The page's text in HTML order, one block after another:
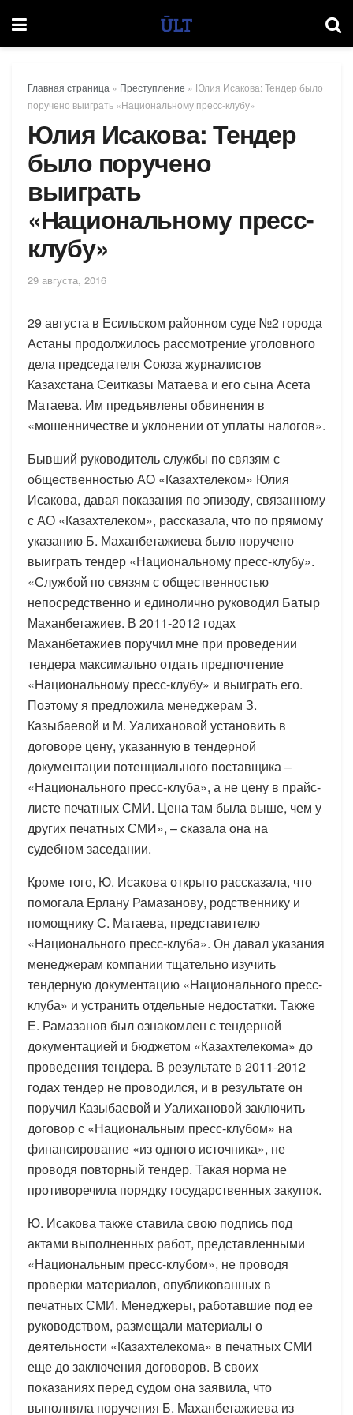
Главная страница » Преступление » Юлия Исакова: Тендер было
поручено выиграть «Национальному пресс-клубу»
Юлия Исакова: Тендер
было поручено
выиграть
«Национальному пресс-
клубу»
29 августа, 2016
29 августа в Есильском районном суде №2 города
Астаны продолжилось рассмотрение уголовного
дела председателя Союза журналистов
Казахстана Сеитказы Матаева и его сына Асета
Матаева. Им предъявлены обвинения в
«мошенничестве и уклонении от уплаты налогов».
Бывший руководитель службы по связям с
общественностью АО «Казахтелеком» Юлия
Исакова, давая показания по эпизоду, связанному
с АО «Казахтелеком», рассказала, что по прямому
указанию Б. Маханбетажиева было поручено
выиграть тендер «Национальному пресс-клубу».
«Службой по связям с общественностью
непосредственно и единолично руководил Батыр
Маханбетажиев. В 2011-2012 годах
Маханбетажиев поручил мне при проведении
тендера максимально отдать предпочтение
«Национальному пресс-клубу» и выиграть его.
Поэтому я предложила менеджерам З.
Казыбаевой и М. Уалихановой установить в
договоре цену, указанную в тендерной
документации потенциального поставщика –
«Национального пресс-клуба», а не цену в прайс-
листе печатных СМИ. Цена там была выше, чем у
других печатных СМИ», – сказала она на
судебном заседании.
Кроме того, Ю. Исакова открыто рассказала, что
помогала Ерлану Рамазанову, родственнику и
помощнику С. Матаева, представителю
«Национального пресс-клуба». Он давал указания
менеджерам компании тщательно изучить
тендерную документацию «Национального пресс-
клуба» и устранить отдельные недостатки. Также
Е. Рамазанов был ознакомлен с тендерной
документацией и бюджетом «Казахтелекома» до
проведения тендера. В результате в 2011-2012
годах тендер не проводился, и в результате он
поручил Казыбаевой и Уалихановой заключить
договор с «Национальным пресс-клубом» на
финансирование «из одного источника», не
проводя повторный тендер. Такая норма не
противоречила порядку государственных закупок.
Ю. Исакова также ставила свою подпись под
актами выполненных работ, представленными
«Национальным пресс-клубом», не проводя
проверки материалов, опубликованных в
печатных СМИ. Менеджеры, работавшие под ее
руководством, размещали материалы о
деятельности «Казахтелекома» в печатных СМИ
еще до заключения договоров. В своих
показаниях перед судом она заявила, что
выполняла поручения Б. Маханбетажиева из